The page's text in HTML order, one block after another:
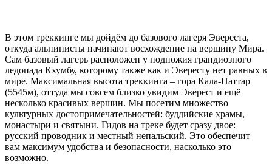
В этом треккинге мы дойдём до базового лагеря Эвереста,
откуда альпинисты начинают восхождение на вершину Мира.
Сам базовый лагерь расположен у подножия грандиозного
ледопада Кхумбу, которому также как и Эвересту нет равных в
мире. Максимальная высота треккинга – гора Кала-Паттар
(5545м), оттуда мы совсем близко увидим Эверест и ещё
несколько красивых вершин. Мы посетим множество
культурных достопримечательностей: буддийские храмы,
монастыри и святыни. Гидов на треке будет сразу двое:
русский проводник и местный непальский. Это обеспечит
вам максимум удобства и безопасности, насколько это
возможно.